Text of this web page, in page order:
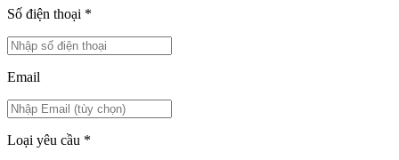
Số điện thoại *
Email
Loại yêu cầu *